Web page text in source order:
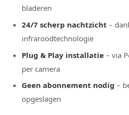
bladeren
24/7 scherp nachtzicht –
infraroodtechnologie
Plug & Play installatie – via
per camera
Geen abonnement nodig –
opgeslagen